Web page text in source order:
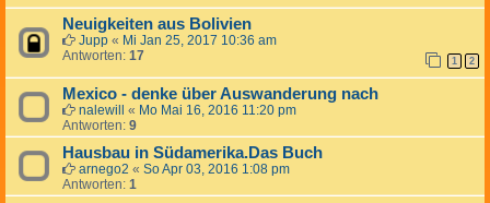
Neuigkeiten aus Bolivien
Jupp « Mi Jan 25, 2017 10:36 am
Antworten: 17 1 2
Mexico - denke über Auswanderung nach
nalewill « Mo Mai 16, 2016 11:20 pm
Antworten: 9
Hausbau in Südamerika.Das Buch
arnego2 « So Apr 03, 2016 1:08 pm
Antworten: 1